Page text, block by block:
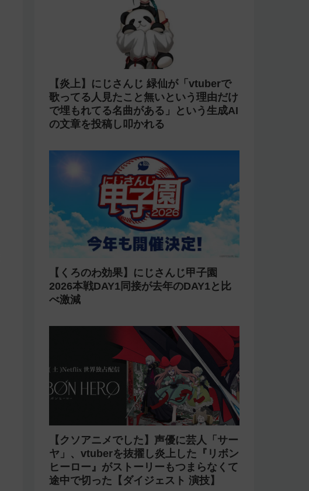
【炎上商法】個人vtuber 欖式 卯美優が
「親がガンになったの？がーん笑」とい
うコメントに「そのギャグうける！」と
返せないとvtuberになるのはオススメし
ないと投稿し叩かれる
ブの銀テープを売る奴は2度とライブに
来るな」と発言【転売ヤー】
【炎上】にじさんじ 緑仙が「vtuberで
歌ってる人見たこと無いという理由だけ
で埋もれてる名曲がある」という生成AI
の文章を投稿し叩かれる